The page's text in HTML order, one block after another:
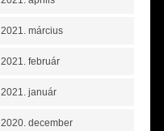
2021. március
2021. február
2021. január
2020. december